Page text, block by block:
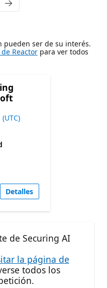
pueden ser de su interés.
Reactorpara ver todos
Detalles
de Securing AI
la página de
todos los